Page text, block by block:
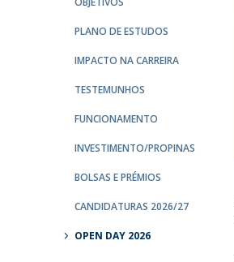
PLANO DE ESTUDOS
IMPACTO NA CARREIRA
TESTEMUNHOS
FUNCIONAMENTO
INVESTIMENTO/PROPINAS
BOLSAS E PRÉMIOS
CANDIDATURAS 2026/27
OPEN DAY 2026